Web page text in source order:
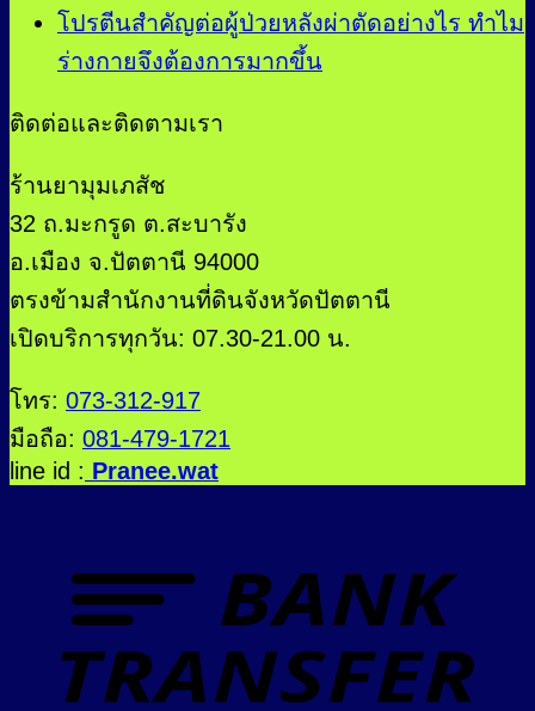
โปรตีนสำคัญต่อผู้ป่วยหลังผ่าตัดอย่างไร ทำไม
ร่างกายจึงต้องการมากขึ้น
ติดต่อและติดตามเรา
ร้านยามุมเภสัช
32 ถ.มะกรูด ต.สะบารัง
อ.เมือง จ.ปัตตานี 94000
ตรงข้ามสำนักงานที่ดินจังหวัดปัตตานี
เปิดบริการทุกวัน: 07.30-21.00 น.
โทร: 073-312-917
มือถือ: 081-479-1721
line id : Pranee.wat